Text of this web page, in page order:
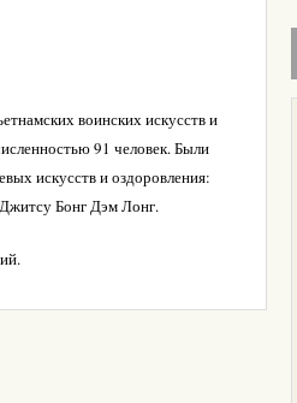
воинских искусств и
91 человек. Были
искусств и оздоровления:
Бонг Дэм Лонг.